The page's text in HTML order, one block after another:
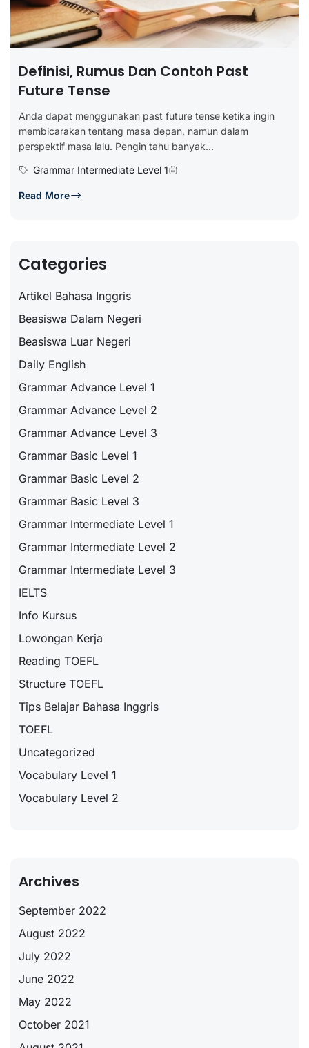
Definisi, Rumus Dan Contoh Past
Future Tense
Anda dapat menggunakan past future tense ketika ingin
membicarakan tentang masa depan, namun dalam
perspektif masa lalu. Pengin tahu banyak...
Grammar Intermediate Level 1
Read More
Categories
Artikel Bahasa Inggris
Beasiswa Dalam Negeri
Beasiswa Luar Negeri
Daily English
Grammar Advance Level 1
Grammar Advance Level 2
Grammar Advance Level 3
Grammar Basic Level 1
Grammar Basic Level 2
Grammar Basic Level 3
Grammar Intermediate Level 1
Grammar Intermediate Level 2
Grammar Intermediate Level 3
IELTS
Info Kursus
Lowongan Kerja
Reading TOEFL
Structure TOEFL
Tips Belajar Bahasa Inggris
TOEFL
Uncategorized
Vocabulary Level 1
Vocabulary Level 2
Archives
September 2022
August 2022
July 2022
June 2022
May 2022
October 2021